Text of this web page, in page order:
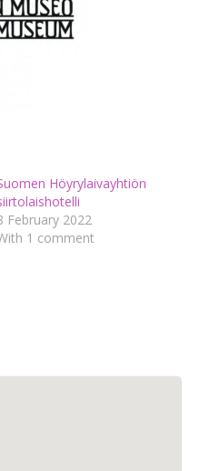
Höyrylaivayhtiön
February 2022
1 comment